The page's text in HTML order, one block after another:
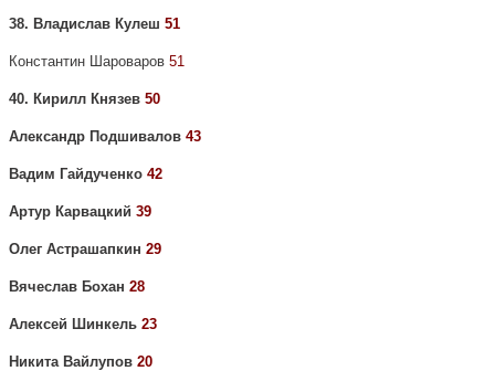
38. Владислав Кулеш 51
Константин Шароваров 51
40. Кирилл Князев 50
Александр Подшивалов 43
Вадим Гайдученко 42
Артур Карвацкий 39
Олег Астрашапкин 29
Вячеслав Бохан 28
Алексей Шинкель 23
Никита Вайлупов 20